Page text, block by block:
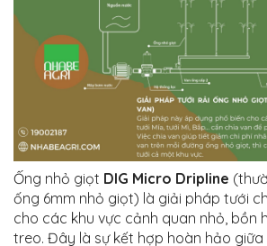
Ống nhỏ giọt DIG Micro Dripline
ống 6mm nhỏ giọt) là giải pháp tưới
cho các khu vực cảnh quan nhỏ, bồn
treo. Đây là sự kết hợp hoàn hảo giữa